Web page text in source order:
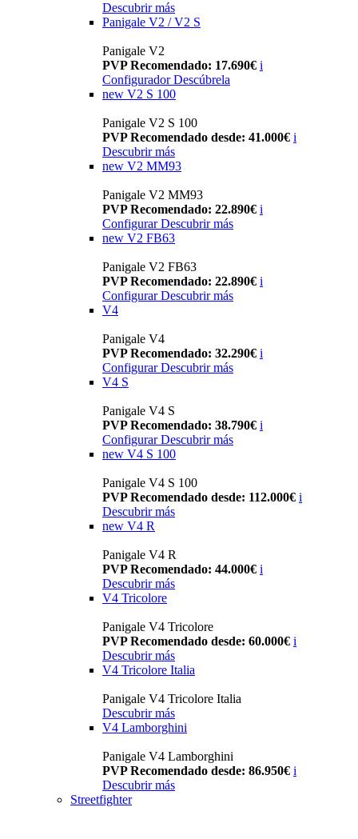
Descubrir más
Panigale V2 / V2 S
Panigale V2
PVP Recomendado: 17.690€ i
Configurador Descúbrela
new V2 S 100
Panigale V2 S 100
PVP Recomendado desde: 41.000€ i
Descubrir más
new V2 MM93
Panigale V2 MM93
PVP Recomendado: 22.890€ i
Configurar Descubrir más
new V2 FB63
Panigale V2 FB63
PVP Recomendado: 22.890€ i
Configurar Descubrir más
V4
Panigale V4
PVP Recomendado: 32.290€ i
Configurar Descubrir más
V4 S
Panigale V4 S
PVP Recomendado: 38.790€ i
Configurar Descubrir más
new V4 S 100
Panigale V4 S 100
PVP Recomendado desde: 112.000€ i
Descubrir más
new V4 R
Panigale V4 R
PVP Recomendado: 44.000€ i
Descubrir más
V4 Tricolore
Panigale V4 Tricolore
PVP Recomendado desde: 60.000€ i
Descubrir más
V4 Tricolore Italia
Panigale V4 Tricolore Italia
Descubrir más
V4 Lamborghini
Panigale V4 Lamborghini
PVP Recomendado desde: 86.950€ i
Descubrir más
Streetfighter